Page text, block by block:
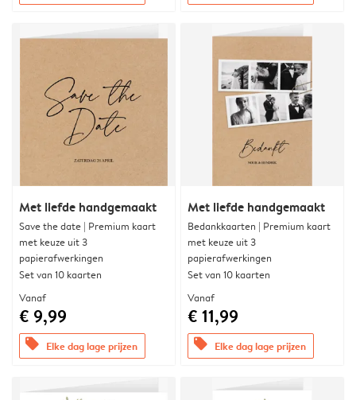
Met liefde handgemaakt
Save the date | Premium kaart
met keuze uit 3
papierafwerkingen
Set van 10 kaarten
Vanaf
€ 9,99
offers Elke dag lage prijzen
Met liefde handgemaakt
Bedankkaarten | Premium kaart
met keuze uit 3
papierafwerkingen
Set van 10 kaarten
Vanaf
€ 11,99
offers Elke dag lage prijzen